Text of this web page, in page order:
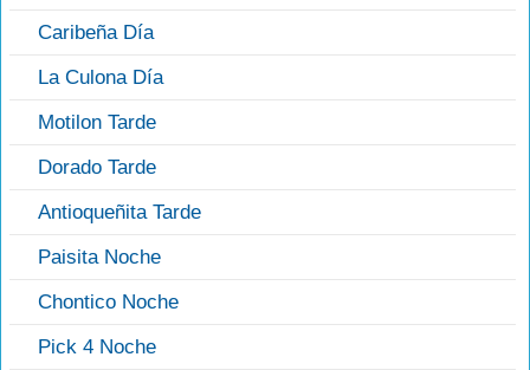
Caribeña Día
La Culona Día
Motilon Tarde
Dorado Tarde
Antioqueñita Tarde
Paisita Noche
Chontico Noche
Pick 4 Noche